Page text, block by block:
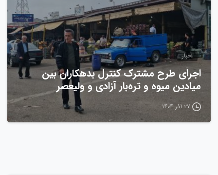
اخبار
اجرای طرح مشترک کنترل بدهکاران بین
میادین میوه و تره‌بار آزادی و ولیعصر
۲۷ آذر ۱۴۰۴